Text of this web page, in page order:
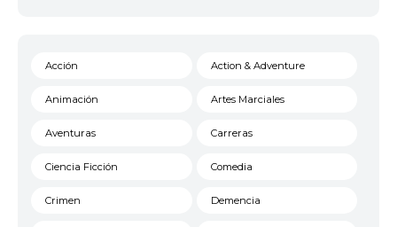
Acción Action & Adventure
Animación Artes Marciales
Aventuras Carreras
Ciencia Ficción Comedia
Crimen Demencia